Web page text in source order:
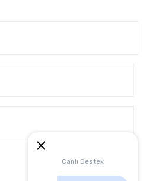
Canlı Destek